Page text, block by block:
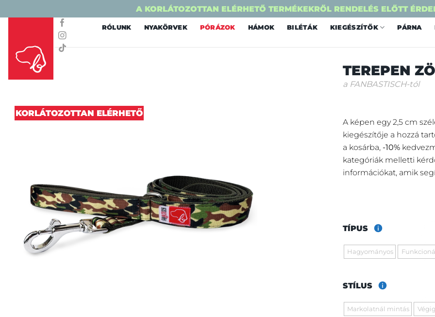
A KORLÁTOZOTTAN ELÉRHETŐ TERMÉKEKRŐL RENDELÉS ELŐTT
content
RÓLUNK NYAKÖRVEK PÓRÁZOK HÁMOK BILÉTÁK KIEGÉSZÍTŐK PÁRNA
KORLÁTOZOTTAN ELÉRHETŐ
TEREPEN
a FANBASTISCH-tól
A képen egy 2,5 cm
kiegészítője a hozzá
a kosárba, -10%
kategóriák melletti
információkat, amik
TÍPUS
Hagyományos
STÍLUS
Markolatnál mintás